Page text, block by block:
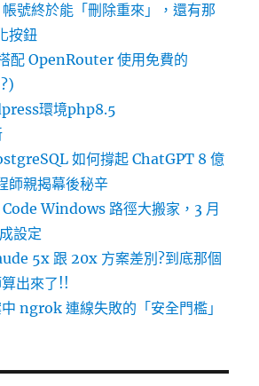
號終於能「刪除重來」，還有那
按鈕
配 OpenRouter 使用免費的
環境php8.5
如何撐起 ChatGPT 8 億
師親揭幕後秘辛
Windows 路徑大搬家，3 月
設定
5x 跟 20x 方案差別?到底那個
出來了!!
ngrok 連線失敗的「安全門檻」